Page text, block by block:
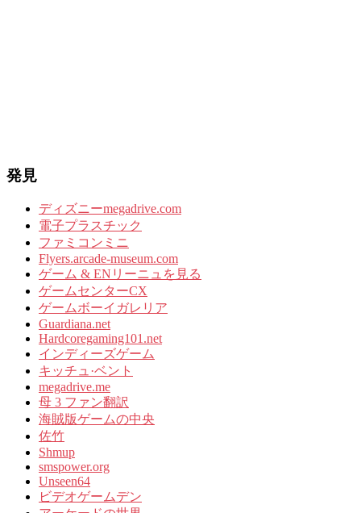
発見
ディズニーmegadrive.com
電子プラスチック
ファミコンミニ
Flyers.arcade-museum.com
ゲーム & ENリーニュを見る
ゲームセンターCX
ゲームボーイガレリア
Guardiana.net
Hardcoregaming101.net
インディーズゲーム
キッチュ·ベント
megadrive.me
母 3 ファン翻訳
海賊版ゲームの中央
佐竹
Shmup
smspower.org
Unseen64
ビデオゲームデン